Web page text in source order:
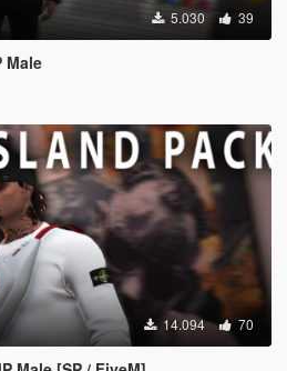
5.030 39
Male
14.094 70